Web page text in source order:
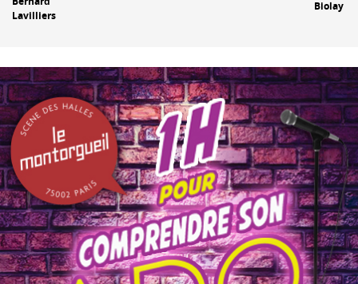
Lavilliers
Biolay